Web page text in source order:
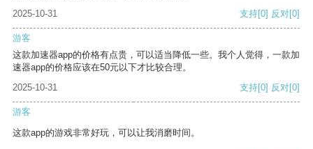
2025-10-31
支持[0] 反对[0]
游客
这款加速器app的价格有点贵，可以适当降低一些。我个人觉得，一款加
速器app的价格应该在50元以下才比较合理。
2025-10-31
支持[0] 反对[0]
游客
这款app的游戏非常好玩，可以让我消磨时间。